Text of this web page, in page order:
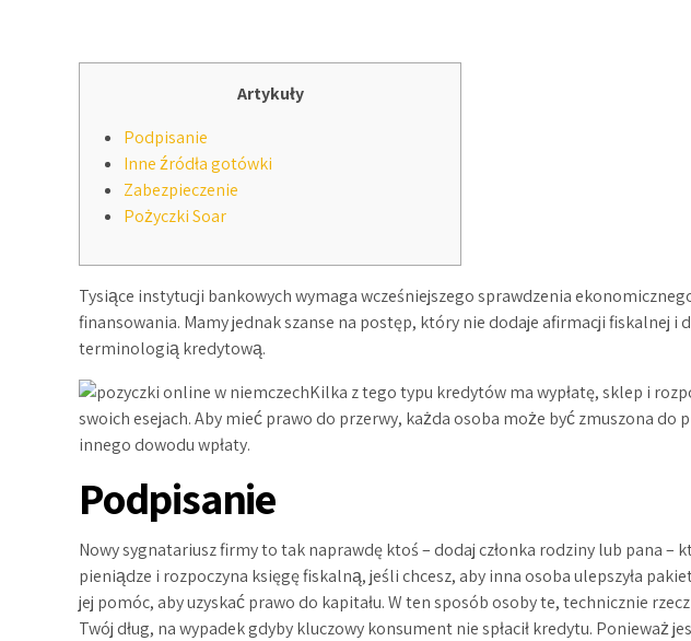
Artykuły
Podpisanie
Inne źródła gotówki
Zabezpieczenie
Pożyczki Soar
Tysiące instytucji bankowych wymaga wcześniejszego sprawdzenia
finansowania. Mamy jednak szanse na postęp, który nie dodaje afirmacji fiskalnej i
terminologią kredytową.
Kilka z tego typu kredytów ma wypłatę, sklep i
swoich esejach.Aby mieć prawo do przerwy, każda osoba może być zmuszona do
innego dowodu wpłaty.
Podpisanie
Nowy sygnatariusz firmy to tak naprawdę ktoś – dodaj członka rodziny lub pana –
pieniądze i rozpoczyna księgę fiskalną, jeśli chcesz, aby inna osoba ulepszyła
jej pomóc, aby uzyskać prawo do kapitału. W ten sposób osoby te, technicznie
Twój dług, na wypadek gdyby kluczowy konsument nie spłacił kredytu. Ponieważ